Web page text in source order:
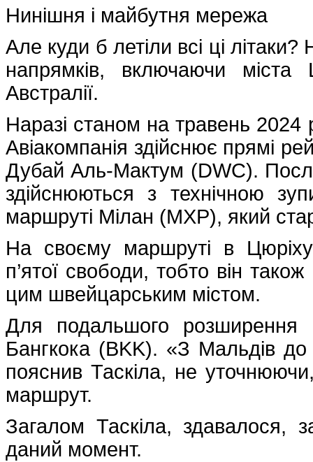
Нинішня і майбутня мережа
Але куди б летіли всі ці
напрямків, включаючи міста
Австралії.
Наразі станом на травень
Авіакомпанія здійснює прямі
Дубай Аль-Мактум (DWC).
здійснюються з технічною
маршруті Мілан (MXP), який
На своєму маршруті в
п’ятої свободи, тобто він
цим швейцарським містом.
Для подальшого розширення
Бангкока (BKK). «З Мальдів
пояснив Таскіла, не
маршрут.
Загалом Таскіла, здавалося,
даний момент.